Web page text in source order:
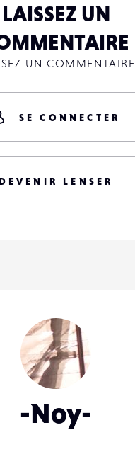
-Noy-
LAISSEZ UN
UN COMMENTAIRE
SE CONNECTER
DEVENIR LENSER